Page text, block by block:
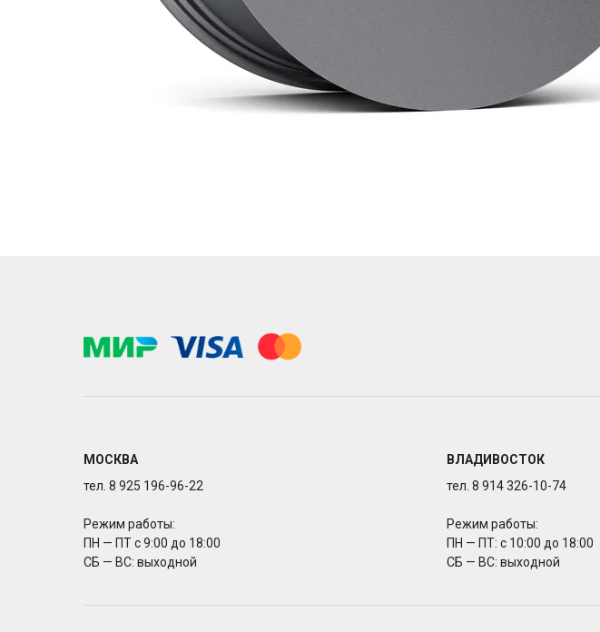
МОСКВА
тел. 8 925 196-96-22
Режим работы:
ПН — ПТ с 9:00 до 18:00
СБ — ВС: выходной
ВЛАДИВОСТОК
тел. 8 914 326-10-74
Режим работы:
ПН — ПТ: с 10:00 до 18:00
СБ — ВС: выходной